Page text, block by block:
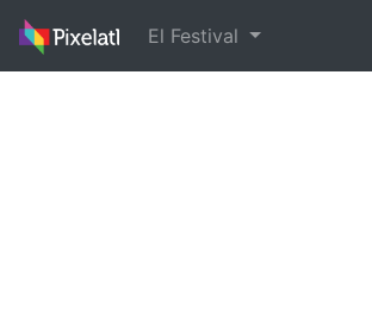
El Festival